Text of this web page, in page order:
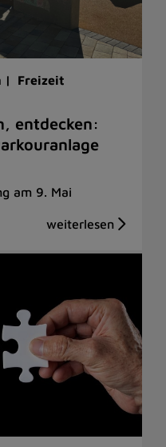
| Freizeit
entdecken:
am 9. Mai